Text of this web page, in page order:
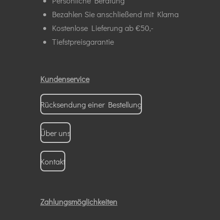
Bezahlen Sie anschließend mit Klarna
Kostenlose Lieferung ab €50,-
Tiefstpreisgarantie
Kundenservice
Rücksendung einer Bestellung
Über uns
Kontakt
Zahlungsmöglichkeiten